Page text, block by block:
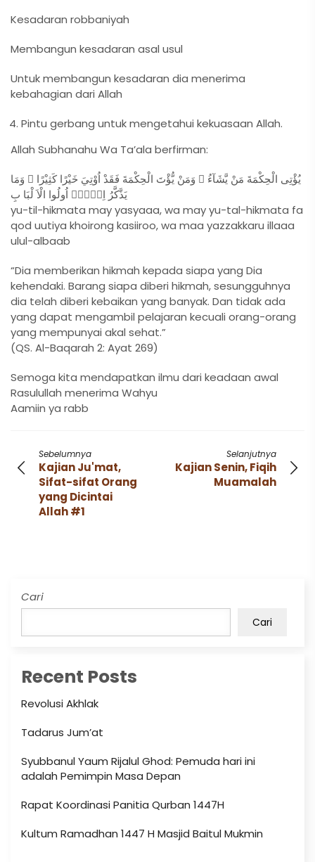
Kesadaran robbaniyah
Membangun kesadaran asal usul
Untuk membangun kesadaran dia menerima
kebahagian dari Allah
Pintu gerbang untuk mengetahui kekuasaan Allah.
Allah Subhanahu Wa Ta’ala berfirman:
يُؤْتِى الْحِكْمَةَ مَنْ يَّشَآءُ ۚ وَمَنْ يُّؤْتَ الْحِكْمَةَ فَقَدْ اُوْتِيَ خَيْرًا كَثِيْرًا ۗ وَمَا
يَذَّكَّرُ اِلَّاۤ اُولُوا الْاَ لْبَا بِ
yu-til-hikmata may yasyaaa, wa may yu-tal-hikmata fa
qod uutiya khoirong kasiiroo, wa maa yazzakkaru illaaa
ulul-albaab
“Dia memberikan hikmah kepada siapa yang Dia
kehendaki. Barang siapa diberi hikmah, sesungguhnya
dia telah diberi kebaikan yang banyak. Dan tidak ada
yang dapat mengambil pelajaran kecuali orang-orang
yang mempunyai akal sehat.”
(QS. Al-Baqarah 2: Ayat 269)
Semoga kita mendapatkan ilmu dari keadaan awal
Rasulullah menerima Wahyu
Aamiin ya rabb
Sebelumnya
Kajian Ju'mat,
Sifat-sifat Orang
yang Dicintai
Allah #1
Selanjutnya
Kajian Senin, Fiqih
Muamalah
Cari
Cari
Recent Posts
Revolusi Akhlak
Tadarus Jum’at
Syubbanul Yaum Rijalul Ghod: Pemuda hari ini
adalah Pemimpin Masa Depan
Rapat Koordinasi Panitia Qurban 1447H
Kultum Ramadhan 1447 H Masjid Baitul Mukmin